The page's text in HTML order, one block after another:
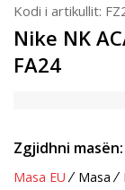
Kodi i artikullit:
Nike NK
FA24
Zgjidhni masën:
Masa EU Masa